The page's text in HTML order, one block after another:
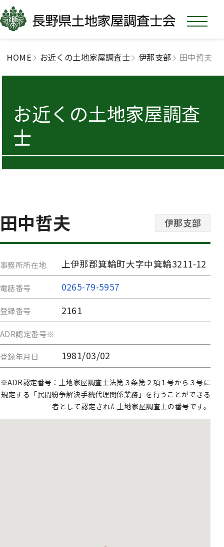
HOME お近くの土地家屋調査士 伊那支部 田中哲夫
お近くの土地家屋調査
士
田中哲夫 伊那支部
事務所所在地 上伊那郡箕輪町大字中箕輪3211-12
電話番号 0265-79-5957
登録番号 2161
ADR認定番号※
登録年月日 1981/03/02
※ADR認定番号：土地家屋調査士法第３条第２項１号から３号に
規定する「民間紛争解決手続代理関係業務」を行うことができる
者として認定された土地家屋調査士の番号です。